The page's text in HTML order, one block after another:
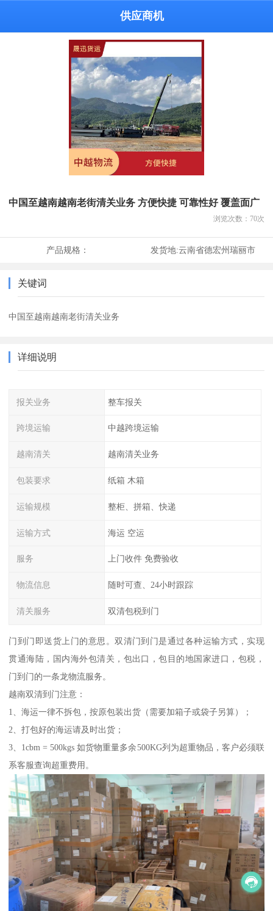
供应商机
中国至越南越南老街清关业务 方便快捷 可靠性好 覆盖面广
浏览次数： 70次
产品规格： 发货地:云南省德宏州瑞丽市
关键词
中国至越南越南老街清关业务
详细说明
报关业务 整车报关
跨境运输 中越跨境运输
越南清关 越南清关业务
包装要求 纸箱 木箱
运输规模 整柜、拼箱、快递
运输方式 海运 空运
服务 上门收件 免费验收
物流信息 随时可查、24小时跟踪
清关服务 双清包税到门
门到门即送货上门的意思。双清门到门是通过各种运输方式，实现
贯通海陆，国内海外包清关，包出口，包目的地国家进口，包税，
门到门的一条龙物流服务。
越南双清到门注意：
1、海运一律不拆包，按原包装出货（需要加箱子或袋子另算）；
2、打包好的海运请及时出货；
3、1cbm = 500kgs 如货物重量多余500KG列为超重物品，客户必须联
系客服查询超重费用。